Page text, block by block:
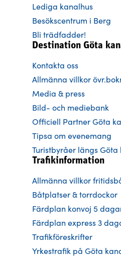
Lediga kanalhus
Besökscentrum i Berg
Bli trädfadder!
Destination Göta
Kontakta oss
Allmänna villkor
Media & press
Bild- och mediebank
Officiell Partner Göta
Tipsa om evenemang
Turistbyråer längs Göta
Trafikinformation
Allmänna villkor
Båtplatser & torrdockor
Färdplan konvoj 5
Färdplan express 3
Trafikföreskrifter
Yrkestrafik på Göta